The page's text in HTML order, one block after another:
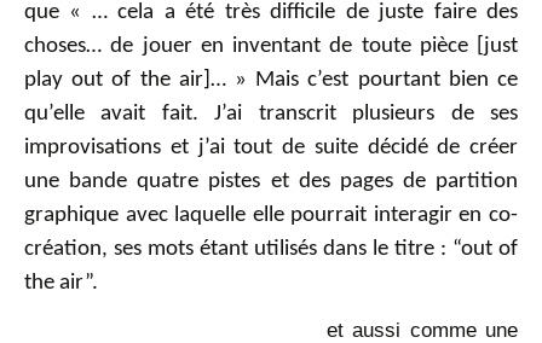
que « … cela a été très difficile de juste faire des
choses… de jouer en inventant de toute pièce [just
play out of the air]… » Mais c’est pourtant bien ce
qu’elle avait fait. J’ai transcrit plusieurs de ses
improvisations et j’ai tout de suite décidé de créer
une bande quatre pistes et des pages de partition
graphique avec laquelle elle pourrait interagir en co-
création, ses mots étant utilisés dans le titre : “out of
the air”.
et aussi comme une